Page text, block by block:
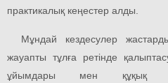
практикалық кеңестер алды.
Мұндай кездесулер
жауапты тұлға ретінде
ұйымдары мен құқық